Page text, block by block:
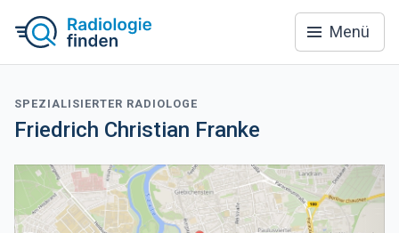
Menü
SPEZIALISIERTER RADIOLOGE
Friedrich Christian Franke